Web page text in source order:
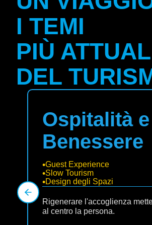
I TEMI
PIÙ
DEL
Ospitalità e
Benessere
Guest Experience
Slow Tourism
Design degli Spazi
Rigenerare l'accoglienza
al centro la persona.